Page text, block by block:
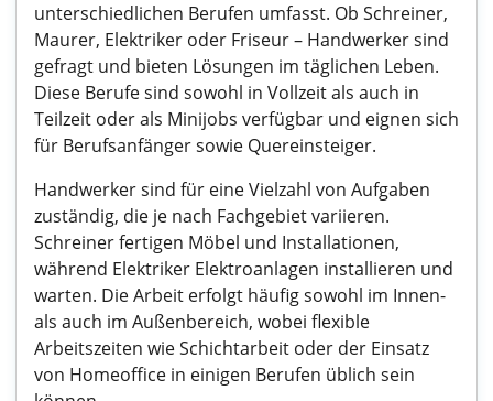
unterschiedlichen Berufen umfasst. Ob Schreiner,
Maurer, Elektriker oder Friseur – Handwerker sind
gefragt und bieten Lösungen im täglichen Leben.
Diese Berufe sind sowohl in Vollzeit als auch in
Teilzeit oder als Minijobs verfügbar und eignen sich
für Berufsanfänger sowie Quereinsteiger.
Handwerker sind für eine Vielzahl von Aufgaben
zuständig, die je nach Fachgebiet variieren.
Schreiner fertigen Möbel und Installationen,
während Elektriker Elektroanlagen installieren und
warten. Die Arbeit erfolgt häufig sowohl im Innen-
als auch im Außenbereich, wobei flexible
Arbeitszeiten wie Schichtarbeit oder der Einsatz
von Homeoffice in einigen Berufen üblich sein